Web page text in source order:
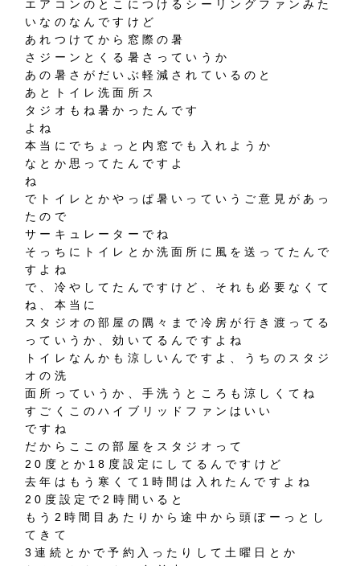
エアコンのとこにつけるシーリングファンみた
いなのなんですけど
あれつけてから窓際の暑
さジーンとくる暑さっていうか
あの暑さがだいぶ軽減されているのと
あとトイレ洗面所ス
タジオもね暑かったんです
よね
本当にでちょっと内窓でも入れようか
なとか思ってたんですよ
ね
でトイレとかやっぱ暑いっていうご意見があっ
たので
サーキュレーターでね
そっちにトイレとか洗面所に風を送ってたんで
すよね
で、冷やしてたんですけど、それも必要なくて
ね、本当に
スタジオの部屋の隅々まで冷房が行き渡ってる
っていうか、効いてるんですよね
トイレなんかも涼しいんですよ、うちのスタジ
オの洗
面所っていうか、手洗うところも涼しくてね
すごくこのハイブリッドファンはいい
ですね
だからここの部屋をスタジオって
20度とか18度設定にしてるんですけど
去年はもう寒くて1時間は入れたんですよね
20度設定で2時間いると
もう2時間目あたりから途中から頭ぼーっとし
てきて
3連続とかで予約入ったりして土曜日とか